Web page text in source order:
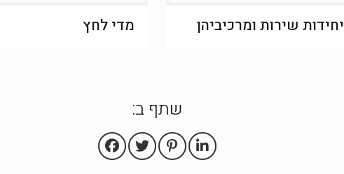
יחידות שירות ומרכיביהן מדי לחץ
שתף ב: